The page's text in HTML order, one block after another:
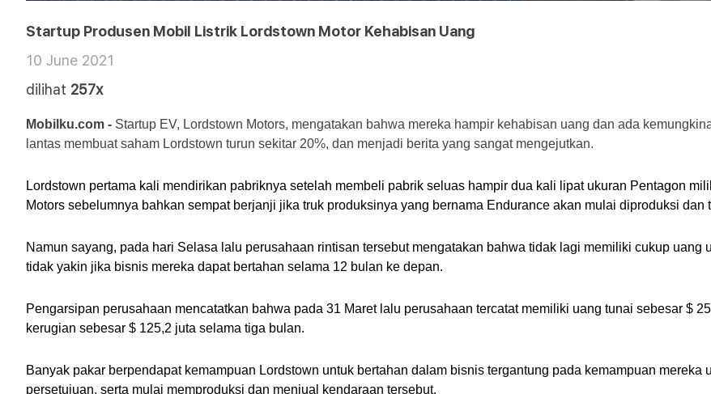
Startup Produsen Mobil Listrik Lordstown Motor Kehabisan Uang
10 June 2021
dilihat 257x
Mobilku.com - Startup EV, Lordstown Motors, mengatakan bahwa mereka hampir kehabisan uang dan ada
lantas membuat saham Lordstown turun sekitar 20%, dan menjadi berita yang sangat mengejutkan.
Lordstown pertama kali mendirikan pabriknya setelah membeli pabrik seluas hampir dua kali lipat ukuran Pentagon
Motors sebelumnya bahkan sempat berjanji jika truk produksinya yang bernama Endurance akan mulai diproduksi dan
Namun sayang, pada hari Selasa lalu perusahaan rintisan tersebut mengatakan bahwa tidak lagi memiliki cukup
tidak yakin jika bisnis mereka dapat bertahan selama 12 bulan ke depan.
Pengarsipan perusahaan mencatatkan bahwa pada 31 Maret lalu perusahaan tercatat memiliki uang tunai sebesar $
kerugian sebesar $ 125,2 juta selama tiga bulan.
Banyak pakar berpendapat kemampuan Lordstown untuk bertahan dalam bisnis tergantung pada kemampuan
persetujuan, serta mulai memproduksi dan menjual kendaraan tersebut.